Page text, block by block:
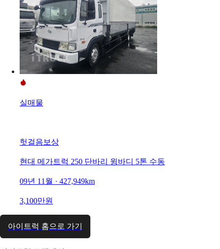
실매물
헛걸음보상
현대 메가트럭 250 단바리 윙바디 5톤 수동
09년 11월 · 427,949km
3,100만원
아이트럭 홈으로 가기